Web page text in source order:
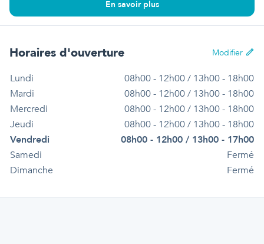
En savoir plus
Horaires d'ouverture Modifier
Lundi
08h00 - 12h00 / 13h00 - 18h00
Mardi
08h00 - 12h00 / 13h00 - 18h00
Mercredi
08h00 - 12h00 / 13h00 - 18h00
Jeudi
08h00 - 12h00 / 13h00 - 18h00
Vendredi
08h00 - 12h00 / 13h00 - 17h00
Samedi
Fermé
Dimanche
Fermé